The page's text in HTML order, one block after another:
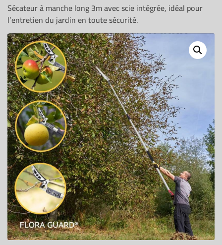
Sécateur à manche long 3m avec scie intégrée, idéal pour
l’entretien du jardin en toute sécurité.